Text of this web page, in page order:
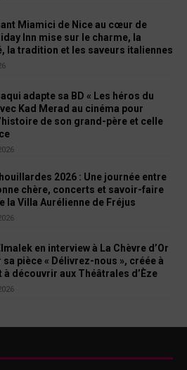
Miamici de Nice au cœur de
Inn mise sur le charme, la
la tradition et les saveurs italiennes
adapte sa BD « Les héros du
Kad Merad au cinéma pour
de son grand-père et celle
2026 : Une journée entre
chère, concerts et savoir-faire
la Villa Aurélienne de Fréjus
en interview à La Chèvre d’Or
sa pièce « Délivrez-nous », créée à
à découvrir aux Théâtrales d’Èze